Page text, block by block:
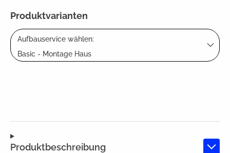
Produktvarianten
Aufbauservice wählen:
Basic - Montage Haus
Produktbeschreibung